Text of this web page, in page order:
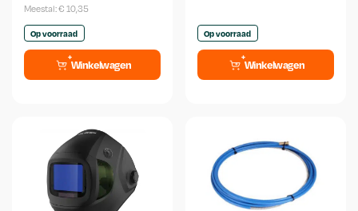
Meestal:€ 10,35
Op voorraad
Winkelwagen
Op voorraad
Winkelwagen